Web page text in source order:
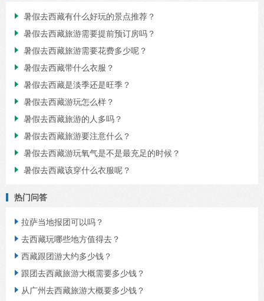
 暑假去西藏有什么好玩的景点推荐？
 暑假去西藏旅游需要提前预订房吗？
 暑假去西藏旅游需要花费多少呢？
 暑假去西藏带什么衣服？
 暑假去西藏是淡季还是旺季？
 暑假去西藏游玩怎么样？
 暑假去西藏旅游的人多吗？
 暑假去西藏旅游要注意什么？
 暑假去西藏游玩氧气是不是最充足的时候？
 暑假去西藏该穿什么衣服呢？
热门问答
 拉萨当地报团可以吗？
 去西藏玩哪些地方值得去？
 西藏跟团游大约多少钱？
 跟团去西藏旅游大概需要多少钱？
 从广州去西藏旅游大概要多少钱？